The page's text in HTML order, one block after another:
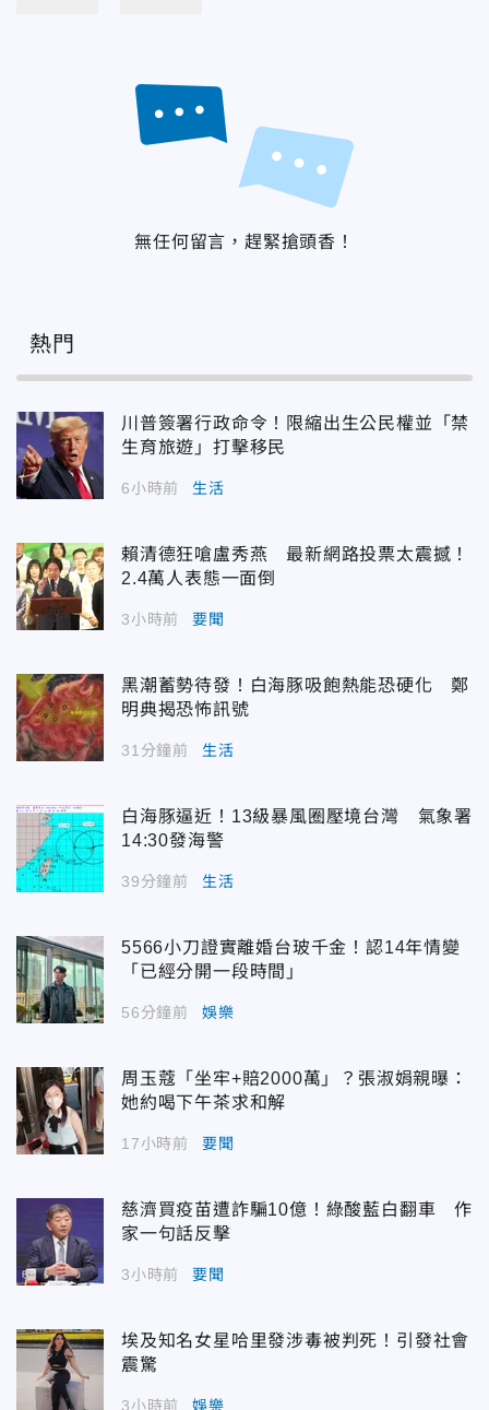
無任何留言，趕緊搶頭香！
熱門
川普簽署行政命令！限縮出生公民權並「禁
生育旅遊」打擊移民
6小時前 生活
賴清德狂嗆盧秀燕 最新網路投票太震撼！
2.4萬人表態一面倒
3小時前 要聞
黑潮蓄勢待發！白海豚吸飽熱能恐硬化 鄭
明典揭恐怖訊號
31分鐘前 生活
白海豚逼近！13級暴風圈壓境台灣 氣象署
14:30發海警
39分鐘前 生活
5566小刀證實離婚台玻千金！認14年情變
「已經分開一段時間」
56分鐘前 娛樂
周玉蔻「坐牢+賠2000萬」？張淑娟親曝：
她約喝下午茶求和解
17小時前 要聞
慈濟買疫苗遭詐騙10億！綠酸藍白翻車 作
家一句話反擊
3小時前 要聞
埃及知名女星哈里發涉毒被判死！引發社會
震驚
3小時前 娛樂